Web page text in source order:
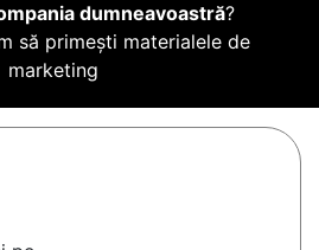
dumneavoastră?
să primești materialele de
marketing